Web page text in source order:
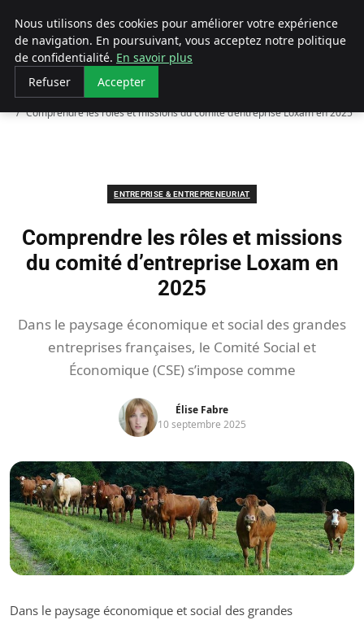
LECFCM
Accueil
Entreprise & Entrepreneuriat
Comprendre les rôles et missions du comité d’entreprise Loxam en 2025
ENTREPRISE & ENTREPRENEURIAT
Comprendre les rôles et missions
du comité d’entreprise Loxam en
2025
Dans le paysage économique et social des grandes
entreprises françaises, le Comité Social et
Économique (CSE) s’impose comme
Élise Fabre
10 septembre 2025
Dans le paysage économique et social des grandes
Nous utilisons des cookies pour améliorer votre expérience
de navigation. En poursuivant, vous acceptez notre politique
de confidentialité. En savoir plus
Refuser
Accepter